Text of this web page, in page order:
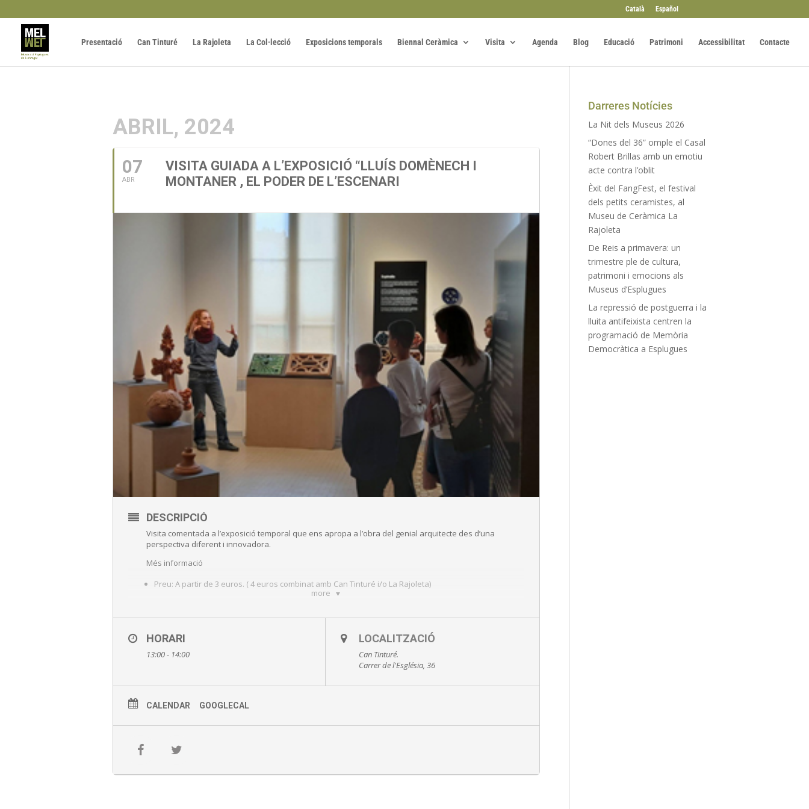
Català Español
Presentació Can Tinturé La Rajoleta La Col·lecció Exposicions temporals Biennal Ceràmica Visita Agenda Blog Educació Patrimoni Accessibilitat Contacte
ABRIL, 2024
07
ABR
VISITA GUIADA A L’EXPOSICIÓ “LLUÍS DOMÈNECH I
MONTANER , EL PODER DE L’ESCENARI
more
DESCRIPCIÓ
Visita comentada a l’exposició temporal que ens apropa a l’obra del genial arquitecte des d’una
perspectiva diferent i innovadora.
Més informació
Preu: A partir de 3 euros. ( 4 euros combinat amb Can Tinturé i/o La Rajoleta)
HORARI
13:00 - 14:00
LOCALITZACIÓ
Can Tinturé.
Carrer de l'Església, 36
CALENDAR GOOGLECAL
Darreres Notícies
La Nit dels Museus 2026
“Dones del 36” omple el Casal
Robert Brillas amb un emotiu
acte contra l’oblit
Èxit del FangFest, el festival
dels petits ceramistes, al
Museu de Ceràmica La
Rajoleta
De Reis a primavera: un
trimestre ple de cultura,
patrimoni i emocions als
Museus d’Esplugues
La repressió de postguerra i la
lluita antifeixista centren la
programació de Memòria
Democràtica a Esplugues